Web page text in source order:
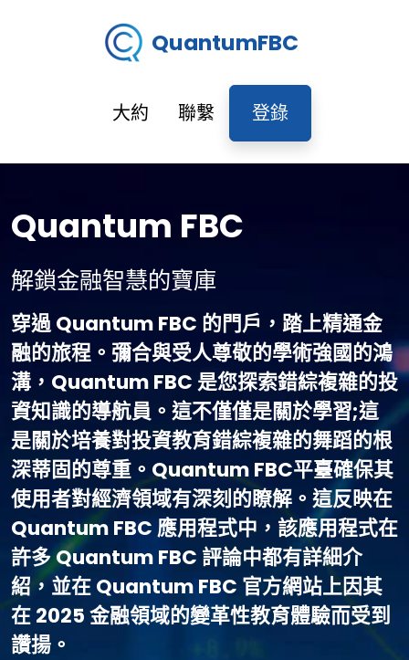
QuantumFBC
大約 聯繫 登錄
Quantum FBC
解鎖金融智慧的寶庫
穿過 Quantum FBC 的門戶，踏上精通金
融的旅程。彌合與受人尊敬的學術強國的鴻
溝，Quantum FBC 是您探索錯綜複雜的投
資知識的導航員。這不僅僅是關於學習;這
是關於培養對投資教育錯綜複雜的舞蹈的根
深蒂固的尊重。Quantum FBC平臺確保其
使用者對經濟領域有深刻的瞭解。這反映在
Quantum FBC 應用程式中，該應用程式在
許多 Quantum FBC 評論中都有詳細介
紹，並在 Quantum FBC 官方網站上因其
在 2025 金融領域的變革性教育體驗而受到
讚揚。